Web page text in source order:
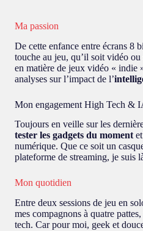
Ma passion
De cette enfance entre écrans 8
touche au jeu, qu’il soit vidéo
en matière de jeux vidéo « indie
analyses sur l’impact de l’
Mon engagement High Tech &
Toujours en veille sur les
tester les gadgets du moment
numérique. Que ce soit un
plateforme de streaming, je suis
Mon quotidien
Entre deux sessions de jeu en
mes compagnons à quatre
tech. Car pour moi, geek et